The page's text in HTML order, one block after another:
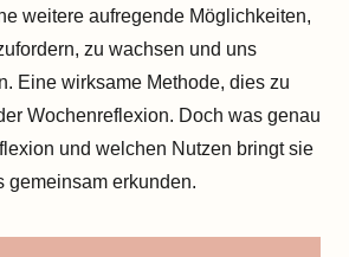
weitere aufregende Möglichkeiten,
zu wachsen und uns
Eine wirksame Methode, dies zu
Wochenreflexion. Doch was genau
und welchen Nutzen bringt sie
gemeinsam erkunden.